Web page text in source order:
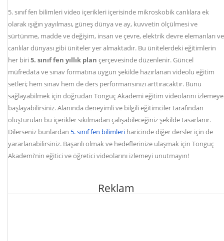
5. sınıf fen bilimleri video içerikleri içerisinde mikroskobik canlılara ek
olarak ışığın yayılması, güneş dünya ve ay, kuvvetin ölçülmesi ve
sürtünme, madde ve değişim, insan ve çevre, elektrik devre elemanları ve
canlılar dünyası gibi üniteler yer almaktadır. Bu ünitelerdeki eğitimlerin
her biri5. sınıf fen yıllık plan çerçevesinde düzenlenir. Güncel
müfredata ve sınav formatına uygun şekilde hazırlanan videolu eğitim
setleri; hem sınav hem de ders performansınızı arttıracaktır. Bunu
sağlayabilmek için doğrudan Tonguç Akademi eğitim videolarını izlemeye
başlayabilirsiniz. Alanında deneyimli ve bilgili eğitimciler tarafından
oluşturulan bu içerikler sıkılmadan çalışabileceğiniz şekilde tasarlanır.
Dilerseniz bunlardan 5. sınıf fen bilimleri haricinde diğer dersler için de
yararlanabilirsiniz. Başarılı olmak ve hedeflerinize ulaşmak için Tonguç
Akademi’nin eğitici ve öğretici videolarını izlemeyi unutmayın!
Reklam